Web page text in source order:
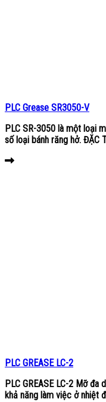
PLC Grease SR3050-V
PLC SR-3050 là một loại
số loại bánh răng hở. ĐẶC
PLC GREASE LC-2
PLC GREASE LC-2 Mỡ
khả năng làm việc ở nhiệt